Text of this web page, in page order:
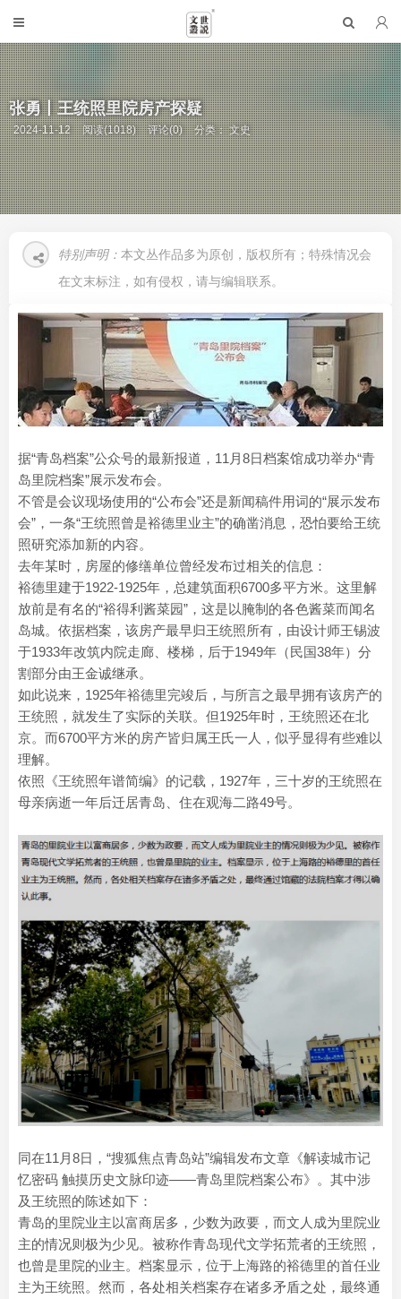
张勇丨王统照里院房产探疑
2024-11-12 阅读(1018) 评论(0) 分类：文史
特别声明： 本文丛作品多为原创，版权所有；特殊情况会
在文末标注，如有侵权，请与编辑联系。
据“青岛档案”公众号的最新报道，11月8日档案馆成功举办“青
岛里院档案”展示发布会。
不管是会议现场使用的“公布会”还是新闻稿件用词的“展示发布
会”，一条“王统照曾是裕德里业主”的确凿消息，恐怕要给王统
照研究添加新的内容。
去年某时，房屋的修缮单位曾经发布过相关的信息：
裕德里建于1922-1925年，总建筑面积6700多平方米。这里解
放前是有名的“裕得利酱菜园”，这是以腌制的各色酱菜而闻名
岛城。依据档案，该房产最早归王统照所有，由设计师王锡波
于1933年改筑内院走廊、楼梯，后于1949年（民国38年）分
割部分由王金诚继承。
如此说来，1925年裕德里完竣后，与所言之最早拥有该房产的
王统照，就发生了实际的关联。但1925年时，王统照还在北
京。而6700平方米的房产皆归属王氏一人，似乎显得有些难以
理解。
依照《王统照年谱简编》的记载，1927年，三十岁的王统照在
母亲病逝一年后迁居青岛、住在观海二路49号。
同在11月8日，“搜狐焦点青岛站”编辑发布文章《解读城市记
忆密码 触摸历史文脉印迹——青岛里院档案公布》。其中涉
及王统照的陈述如下：
青岛的里院业主以富商居多，少数为政要，而文人成为里院业
主的情况则极为少见。被称作青岛现代文学拓荒者的王统照，
也曾是里院的业主。档案显示，位于上海路的裕德里的首任业
主为王统照。然而，各处相关档案存在诸多矛盾之处，最终通